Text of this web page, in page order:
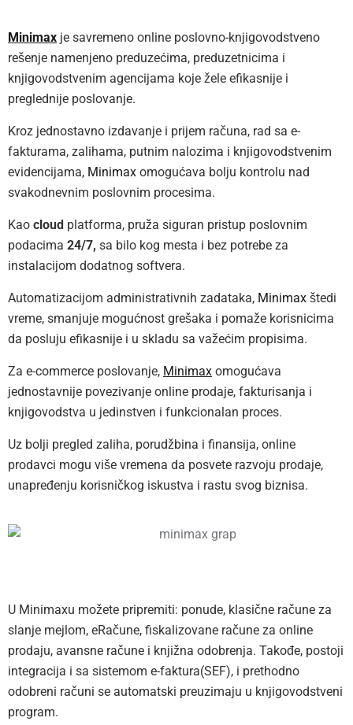
Minimax je savremeno online poslovno-knjigovodstveno
rešenje namenjeno preduzećima, preduzetnicima i
knjigovodstvenim agencijama koje žele efikasnije i
preglednije poslovanje.
Kroz jednostavno izdavanje i prijem računa, rad sa e-
fakturama, zalihama, putnim nalozima i knjigovodstvenim
evidencijama, Minimax omogućava bolju kontrolu nad
svakodnevnim poslovnim procesima.
Kao cloud platforma, pruža siguran pristup poslovnim
podacima 24/7, sa bilo kog mesta i bez potrebe za
instalacijom dodatnog softvera.
Automatizacijom administrativnih zadataka, Minimax štedi
vreme, smanjuje mogućnost grešaka i pomaže korisnicima
da posluju efikasnije i u skladu sa važećim propisima.
Za e-commerce poslovanje, Minimax omogućava
jednostavnije povezivanje online prodaje, fakturisanja i
knjigovodstva u jedinstven i funkcionalan proces.
Uz bolji pregled zaliha, porudžbina i finansija, online
prodavci mogu više vremena da posvete razvoju prodaje,
unapređenju korisničkog iskustva i rastu svog biznisa.
U Minimaxu možete pripremiti: ponude, klasične račune za
slanje mejlom, eRačune, fiskalizovane račune za online
prodaju, avansne račune i knjižna odobrenja. Takođe, postoji
integracija i sa sistemom e-faktura(SEF), i prethodno
odobreni računi se automatski preuzimaju u knjigovodstveni
program.